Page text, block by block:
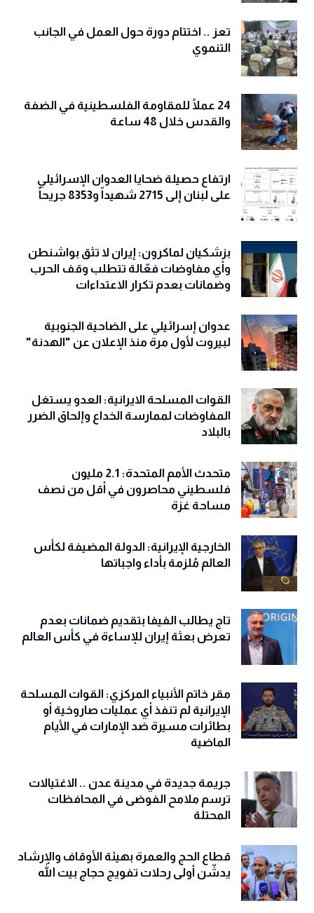
تعز .. اختتام دورة حول العمل في الجانب
التنموي
24 عملًا للمقاومة الفلسطينية في الضفة
والقدس خلال 48 ساعة
ارتفاع حصيلة ضحايا العدوان الإسرائيلي
على لبنان إلى 2715 شهيداً و8353 جريحاً
بزشكيان لماكرون: إيران لا تثق بواشنطن
وأي مفاوضات فعّالة تتطلب وقف الحرب
وضمانات بعدم تكرار الاعتداءات
عدوان إسرائيلي على الضاحية الجنوبية
لبيروت لأول مرة منذ الإعلان عن "الهدنة"
القوات المسلحة الايرانية: العدو يستغل
المفاوضات لممارسة الخداع وإلحاق الضرر
بالبلاد
متحدث الأمم المتحدة: 2.1 مليون
فلسطيني محاصرون في أقل من نصف
مساحة غزة
الخارجية الإيرانية: الدولة المضيفة لكأس
العالم مُلزمة بأداء واجباتها
تاج يطالب الفيفا بتقديم ضمانات بعدم
تعرض بعثة إيران للإساءة في كأس العالم
مقر خاتم الأنبياء المركزي: القوات المسلحة
الإيرانية لم تنفذ أي عمليات صاروخية أو
بطائرات مسيرة ضد الإمارات في الأيام
الماضية
جريمة جديدة في مدينة عدن .. الاغتيالات
ترسم ملامح الفوضى في المحافظات
المحتلة
قطاع الحج والعمرة بهيئة الأوقاف والإرشاد
يدشّن أولى رحلات تفويج حجاج بيت الله